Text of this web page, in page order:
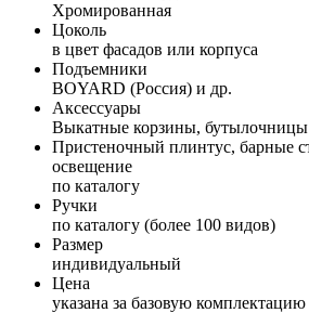
Хромированная
Цоколь
в цвет фасадов или корпуса
Подъемники
BOYARD (Россия) и др.
Аксессуары
Выкатные корзины,
Пристеночный плинтус, барные
освещение
по каталогу
Ручки
по каталогу (более 100 видов)
Размер
индивидуальный
Цена
указана за базовую комплектацию